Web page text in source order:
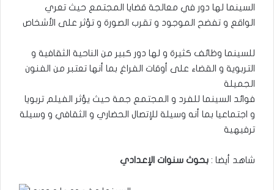
السينما لها دور في معالجة قضايا المجتمع حيث تعري
الواقع و تفضح الموجود و تقرب الصورة و تؤثر على الأشخاص
للسينما وظائف كثيرة و لها دور كبير من الناحية الثقافية و
التربوية و القضاء على أوقات الفراغ بما أنها تعتبر من الفنون
الجميلة
فوائد السينما للفرد و المجتمع جمة حيث يؤثر الفيلم تربويا
و اجتماعيا بما أنه وسيلة للإتصال الحضاري و الثقافي و وسيلة
ترفيهية
شاهد أيضا : بحوث سنوات الإعدادي